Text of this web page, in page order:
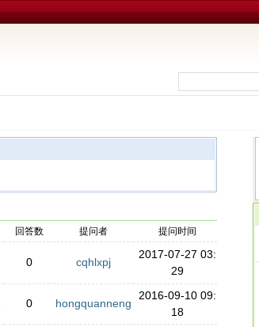
回答数 提问者 提问时间
0 cqhlxpj
2017-07-27 03:
29
0 hongquanneng
2016-09-10 09:
18